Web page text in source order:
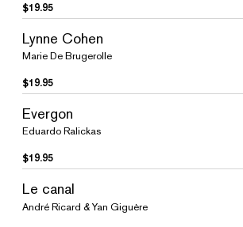
$19.95
Lynne Cohen
Marie De Brugerolle
$19.95
Evergon
Eduardo Ralickas
$19.95
Le canal
André Ricard & Yan Giguère